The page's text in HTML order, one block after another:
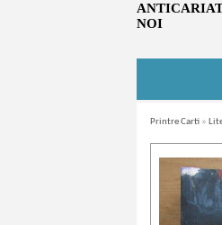
NOI
Printre Carti »